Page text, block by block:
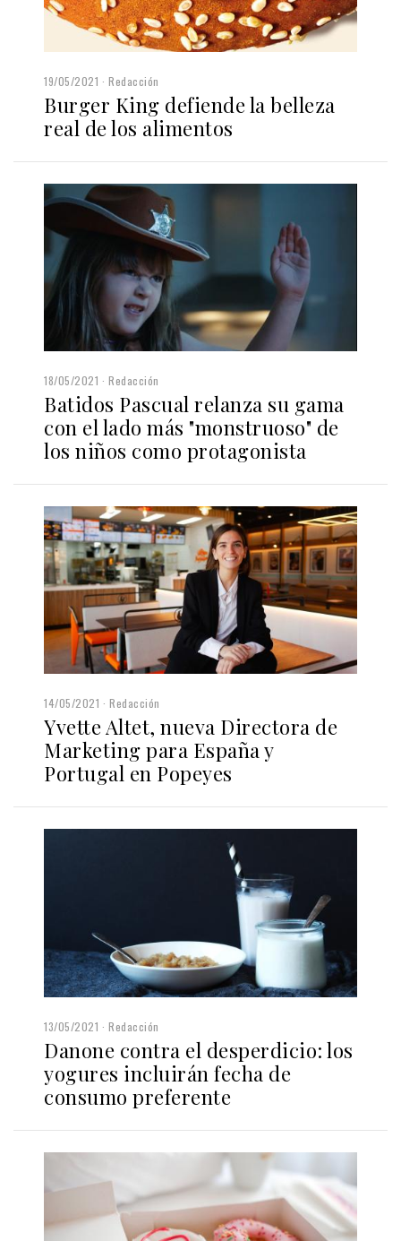
19/05/2021 Redacción
Burger King defiende la belleza
real de los alimentos
18/05/2021 Redacción
Batidos Pascual relanza su gama
con el lado más "monstruoso" de
los niños como protagonista
14/05/2021 Redacción
Yvette Altet, nueva Directora de
Marketing para España y
Portugal en Popeyes
13/05/2021 Redacción
Danone contra el desperdicio: los
yogures incluirán fecha de
consumo preferente